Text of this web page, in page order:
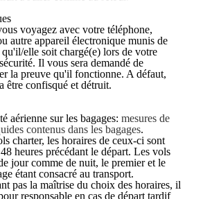
voyagez avec votre téléphone,
autre appareil électronique munis de
elle soit chargé(e) lors de votre
Il vous sera demandé de
la preuve qu'il fonctionne. A défaut,
être confisqué et détruit.
aérienne sur les bagages: mesures de
contenus dans les bagages.
charter, les horaires de ceux-ci sont
heures précédant le départ. Les vols
jour comme de nuit, le premier et le
étant consacré au transport.
pas la maîtrise du choix des horaires, il
responsable en cas de départ tardif